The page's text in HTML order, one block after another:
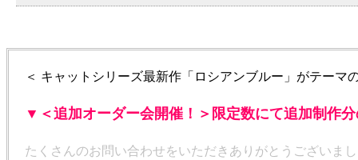
＜ キャットシリーズ最新作「ロシアンブルー」がテーマ
▼＜追加オーダー会開催！＞限定数にて追加制作
たくさんのお問い合わせをいただきありがとうございま